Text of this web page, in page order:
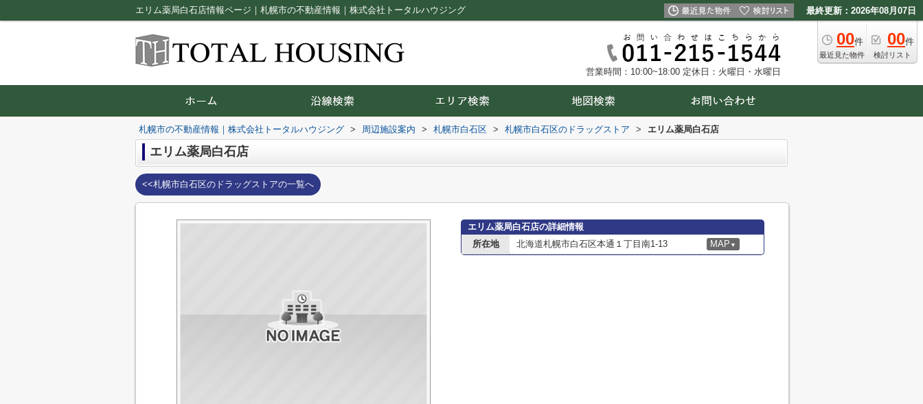
エリム薬局白石店情報ページ｜札幌市の不動産情報｜株式会社トータルハウジング 最終更新：2026年08月07日
00件
最近見た物件
00件
検討リスト
営業時間：10:00~18:00 定休日：火曜日・水曜日
札幌市の不動産情報｜株式会社トータルハウジング > 周辺施設案内 > 札幌市白石区 > 札幌市白石区のドラッグストア > エリム薬局白石店
エリム薬局白石店
<<札幌市白石区のドラッグストアの一覧へ
エリム薬局白石店の詳細情報
所在地
北海道札幌市白石区本通１丁目南1-13 MAP ▼